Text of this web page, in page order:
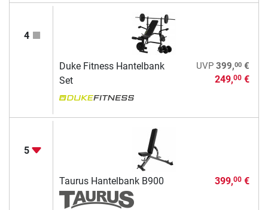
4
Duke Fitness Hantelbank
Set
UVP 399,00€
249,00€
5
Taurus Hantelbank B900 399,00€